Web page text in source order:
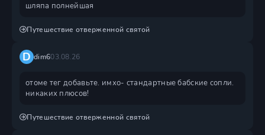
шляпа полнейшая
Путешествие отверженной святой
D dim603.08.26
отоме тег добавьте. имхо- стандартные бабские сопли.
никаких плюсов!
Путешествие отверженной святой